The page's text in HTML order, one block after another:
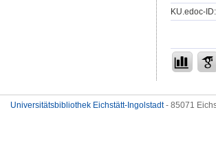
KU.edoc-ID:
Universitätsbibliothek Eichstätt-Ingolstadt- 85071